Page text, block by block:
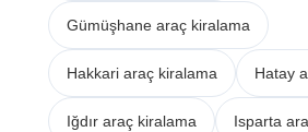
Gümüşhane araç kiralama
Hakkari araç kiralama Hatay
Iğdır araç kiralama Isparta